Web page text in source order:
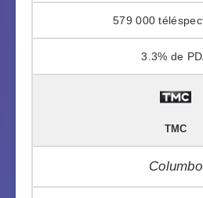
579 000
3.3%
TMC
Columbo